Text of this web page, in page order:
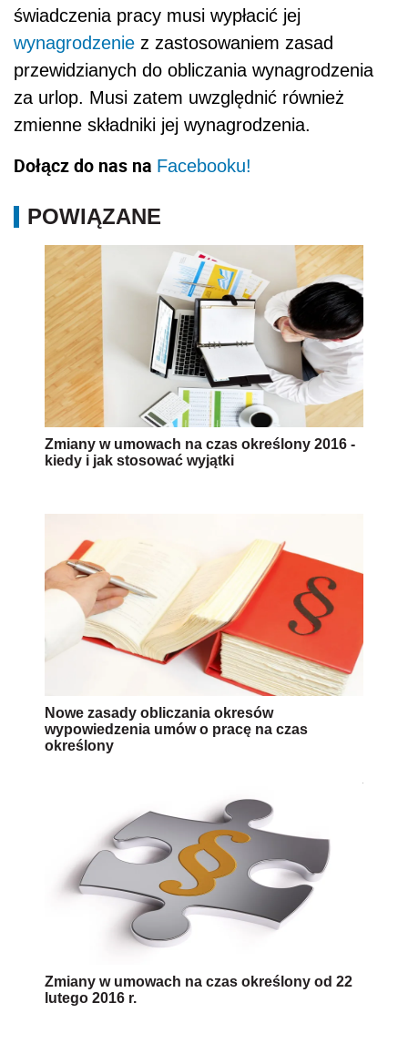
świadczenia pracy musi wypłacić jej
wynagrodzenie z zastosowaniem zasad
przewidzianych do obliczania wynagrodzenia
za urlop. Musi zatem uwzględnić również
zmienne składniki jej wynagrodzenia.
Dołącz do nas na Facebooku!
POWIĄZANE
Zmiany w umowach na czas określony 2016 -
kiedy i jak stosować wyjątki
Nowe zasady obliczania okresów
wypowiedzenia umów o pracę na czas
określony
Zmiany w umowach na czas określony od 22
lutego 2016 r.